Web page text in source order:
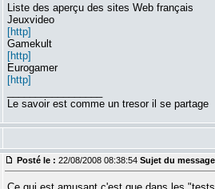
Liste des aperçu des sites Web français
Jeuxvideo
[http]
Gamekult
[http]
Eurogamer
[http]
Le savoir est comme un tresor il se partage
Posté le : 22/08/2008 08:38:54 Sujet du